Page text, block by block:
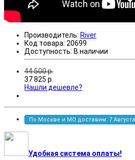
Производитель: River
Код товара: 20699
Доступность: В наличии
44 500р.
37 825 р.
Нашли дешевле?
По Москве и МО доставим: 7
Удобная система оплаты!